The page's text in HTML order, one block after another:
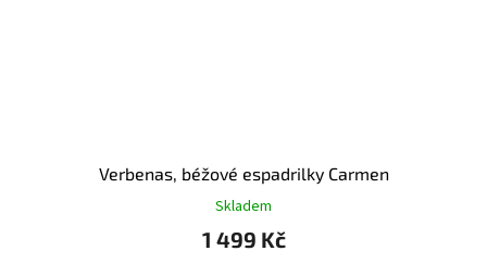
Verbenas, béžové espadrilky Carmen
Skladem
1 499 Kč